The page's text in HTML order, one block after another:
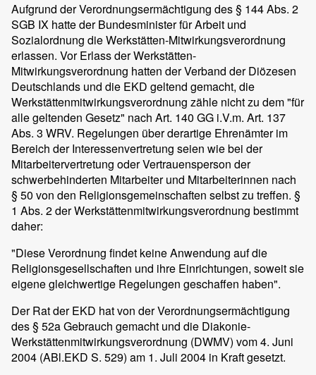
Aufgrund der Verordnungsermächtigung des § 144 Abs. 2
SGB IX hatte der Bundesminister für Arbeit und
Sozialordnung die Werkstätten-Mitwirkungsverordnung
erlassen. Vor Erlass der Werkstätten-
Mitwirkungsverordnung hatten der Verband der Diözesen
Deutschlands und die EKD geltend gemacht, die
Werkstättenmitwirkungsverordnung zähle nicht zu dem "für
alle geltenden Gesetz" nach Art. 140 GG i.V.m. Art. 137
Abs. 3 WRV. Regelungen über derartige Ehrenämter im
Bereich der Interessenvertretung seien wie bei der
Mitarbeitervertretung oder Vertrauensperson der
schwerbehinderten Mitarbeiter und Mitarbeiterinnen nach
§ 50 von den Religionsgemeinschaften selbst zu treffen. §
1 Abs. 2 der Werkstättenmitwirkungsverordnung bestimmt
daher:
"Diese Verordnung findet keine Anwendung auf die
Religionsgesellschaften und ihre Einrichtungen, soweit sie
eigene gleichwertige Regelungen geschaffen haben".
Der Rat der EKD hat von der Verordnungsermächtigung
des § 52a Gebrauch gemacht und die Diakonie-
Werkstättenmitwirkungsverordnung (DWMV) vom 4. Juni
2004 (ABl.EKD S. 529) am 1. Juli 2004 in Kraft gesetzt.